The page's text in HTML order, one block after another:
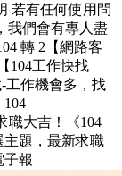
若有任何使用問
我們會有專人盡
轉 2【網路客
104工作快找
工作機會多，找
職大吉！《104
題，最新求職
子報